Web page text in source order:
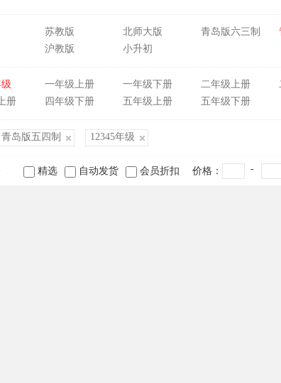
苏教版 北师大版 青岛版六三制
沪教版 小升初
一年级上册 一年级下册 二年级上册
册 四年级下册 五年级上册 五年级下册
青岛版五四制 12345年级
精选 自动发货 会员折扣 价格： -